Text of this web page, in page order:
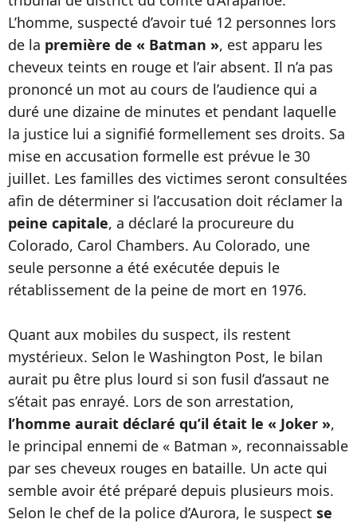
L’homme, suspecté d’avoir tué 12 personnes lors
de la première de « Batman », est apparu les
cheveux teints en rouge et l’air absent. Il n’a pas
prononcé un mot au cours de l’audience qui a
duré une dizaine de minutes et pendant laquelle
la justice lui a signifié formellement ses droits. Sa
mise en accusation formelle est prévue le 30
juillet. Les familles des victimes seront consultées
afin de déterminer si l’accusation doit réclamer la
peine capitale, a déclaré la procureure du
Colorado, Carol Chambers. Au Colorado, une
seule personne a été exécutée depuis le
rétablissement de la peine de mort en 1976.
Quant aux mobiles du suspect, ils restent
mystérieux. Selon le Washington Post, le bilan
aurait pu être plus lourd si son fusil d’assaut ne
s’était pas enrayé. Lors de son arrestation,
l’homme aurait déclaré qu’il était le « Joker »,
le principal ennemi de « Batman », reconnaissable
par ses cheveux rouges en bataille. Un acte qui
semble avoir été préparé depuis plusieurs mois.
Selon le chef de la police d’Aurora, le suspect se